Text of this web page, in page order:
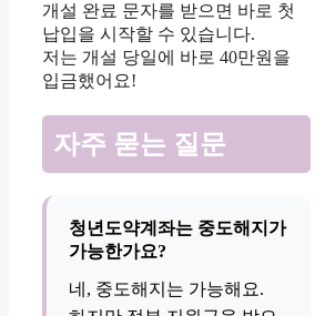
개설 완료 문자를 받으면 바로 첫
납입을 시작할 수 있습니다.
저는 개설 당일에 바로 40만원을
입금했어요!
자주 묻는 질문
청년도약계좌는 중도해지가
가능한가요?
네, 중도해지는 가능해요.